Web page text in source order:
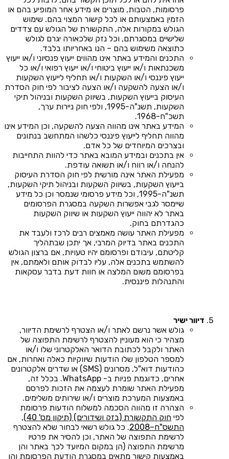
פרסומות, הטבות, מוצרים או מידע אחר המופיע בהם או
הזמין באמצעותם או לכל קישור המצוי בהם. שימוש
הגולש במקורות אלה, התקשורת של הגולש עם צדדים
שלישיים במסגרתם, וכל נזק שלכאורה יגרם לגולש
כתוצאה משימוש בהם – הנו באחריותו בלבד.
התכנים והמידע באתר אינו מהווים ייעוץ פנסיוני ו/או ייעוץ
משכנתאות ו/או ייעוץ ביטוחי ו/או ייעוץ רפואי ו/או כל
ייעוץ פיננסי ו/או השקעות ו/או תחליף לייעוץ השקעות
ו/או הצעה להשקעה ו/או הצעה לציבור לפי חוק הסדרת
העיסוק בייעוץ השקעות, בשיווק השקעות ובניהול תיקי
השקעות, תשנ"ה-1995, ולפי חוק ניירות ערך,
תשכ"ח-1968.
המידע באתר אינו מהווה הצעה להשקעה, וכן המידע אינו
מהווה תחליף לייעוץ פיננסי כלשהו המתחשב בנתונים
ובצרכים המיוחדים של כל אדם.
אין בתכנים ובמידע המובא באתר כדי להוות התחייבות
להנחה ו/או רווח ו/או תשואה עודפת.
מפעילת האתר אינה מורשית לפי חוק הסדרת העיסוק
בייעוץ השקעות, בשיווק השקעות ובניהול תיקי השקעות,
תשנ"ה-1995, וכל מידע פרסומי שנמסר וכן כל מידע
שיימסר לגבי אפשרות השקעה במסגרת הפרסומים
באתר לא יהווה ייעוץ השקעות או שיווק השקעות
כהגדרתם בחוק.
מפעילת האתר עושה מאמצים רבים לרכז ולעבד את
התכנים באתר בדיוק המרבי, אך יתכן שבתהליך
קליטתם, עיבודם ופרסומם יהיו טעויות, אם ברצון הגולש
להשתמש בתכנים אלה, עליו לבדוק אותם ולאמתם, אין
בפרסומם משום המלצה או חוות דעת בדבר עסקאות
והתנהלות פיננסית.
דיוור ישיר
גולש אשר נרשם לאתר ו/או הצטרף לרשימת הדיוור,
מצהיר כי הוא מעוניין להצטרף לרשימת התפוצה של
האתר ולקבל לכתובת הדואר האלקטרוני שלו ו/או
למספר הטלפון שלו הודעות שיווקיות כאלה ואחרות, אם
כהודעות דוא"ל, מסרונים (SMS) או שדרים אלקטרונים
אחרים, כדוגמת פניות ב- WhatsApp. בכלל זה,
מפעילת האתר שומרת לעצמה את הזכות לפרסם
באמצעות המערכת מוצרים ו/או שירותים משלימים.
הצהרה זו מהווה הסכמה למשלוח הודעות פרסומת
לפי
חוק התקשורת (בזק ושידורים) (תיקון מס' 40),
התשס"ח–2008
. כל גולש רשאי לבחור שלא להצטרף
לרשימת התפוצה של האתר, וכן להסיר את פרטיו
מרשימת התפוצה (הן במקום המיועד לכך באתר והן
באמצעות קישור מתאים במסגרת הודעת הפרסומת והן